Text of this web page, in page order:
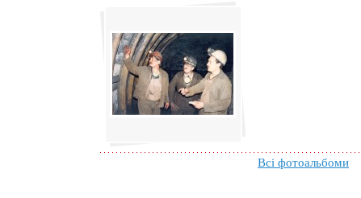
Всі фотоальбоми